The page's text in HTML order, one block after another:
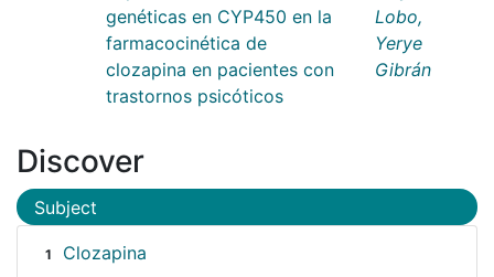
genéticas en CYP450 en la
farmacocinética de
clozapina en pacientes con
trastornos psicóticos
Lobo,
Yerye
Gibrán
Discover
Subject
1 Clozapina